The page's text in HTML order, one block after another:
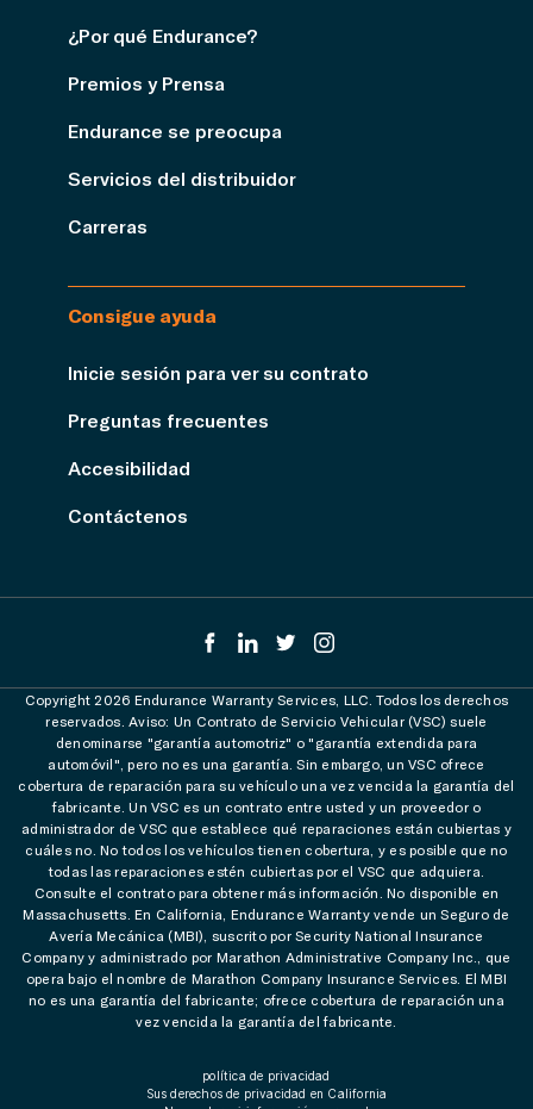
¿Por qué Endurance?
Premios y Prensa
Endurance se preocupa
Servicios del distribuidor
Carreras
Consigue ayuda
Inicie sesión para ver su contrato
Preguntas frecuentes
Accesibilidad
Contáctenos
Copyright 2026 Endurance Warranty Services, LLC. Todos los derechos
reservados. Aviso: Un Contrato de Servicio Vehicular (VSC) suele
denominarse "garantía automotriz" o "garantía extendida para
automóvil", pero no es una garantía. Sin embargo, un VSC ofrece
cobertura de reparación para su vehículo una vez vencida la garantía del
fabricante. Un VSC es un contrato entre usted y un proveedor o
administrador de VSC que establece qué reparaciones están cubiertas y
cuáles no. No todos los vehículos tienen cobertura, y es posible que no
todas las reparaciones estén cubiertas por el VSC que adquiera.
Consulte el contrato para obtener más información. No disponible en
Massachusetts. En California, Endurance Warranty vende un Seguro de
Avería Mecánica (MBI), suscrito por Security National Insurance
Company y administrado por Marathon Administrative Company Inc., que
opera bajo el nombre de Marathon Company Insurance Services. El MBI
no es una garantía del fabricante; ofrece cobertura de reparación una
vez vencida la garantía del fabricante.
política de privacidad
Sus derechos de privacidad en California